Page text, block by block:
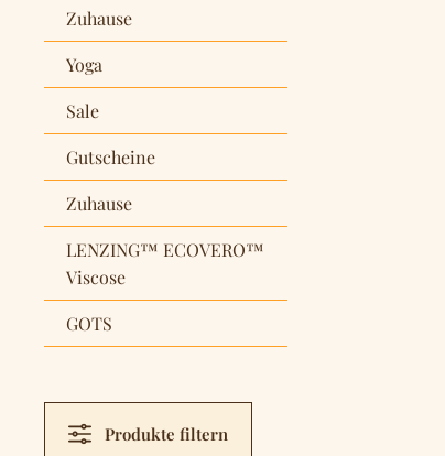
Zuhause
Yoga
Sale
Gutscheine
Zuhause
LENZING™ ECOVERO™
Viscose
GOTS
Produkte filtern